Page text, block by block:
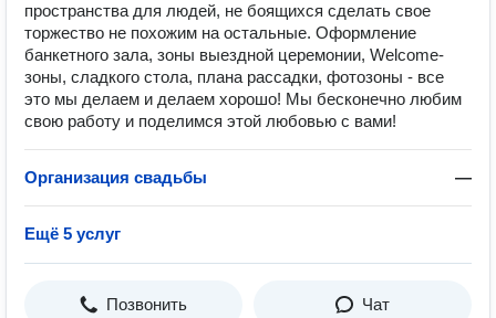
пространства для людей, не боящихся сделать свое
торжество не похожим на остальные. Оформление
банкетного зала, зоны выездной церемонии, Welcomе-
зоны, сладкого стола, плана рассадки, фотозоны - все
это мы делаем и делаем хорошо! Мы бесконечно любим
свою работу и поделимся этой любовью с вами!
Организация свадьбы —
Ещё 5 услуг
Позвонить Чат